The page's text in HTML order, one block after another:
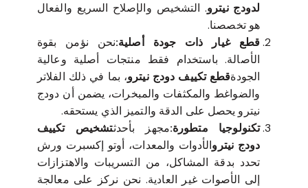
لدودج نيترو. التشخيص والإصلاح السريع والفعال
هو تخصصنا.
قطع غيار ذات جودة أصلية:نحن نؤمن بقوة
الأصالة. باستخدام فقط منتجات أصلية وعالية
الجودةقطع تكييف دودج نيترو، بما في ذلك الفلاتر
والضواغط والمكثفات والمبخرات، يضمن أن دودج
نيترو يحصل على الدقة والتميز الذي يستحقه.
تكنولوجيا متطورة:مجهز بأحدثتشخيص تكييف
دودج نيتروالأدوات والمعدات، أوتو إكسبرت ورش
تحدد بدقة المشاكل، من التسريبات والاهتزازات
إلى الأصوات غير العادية. نحن نركز على معالجة